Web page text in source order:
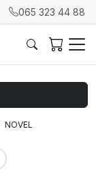
065 323 44 88
NOVEL